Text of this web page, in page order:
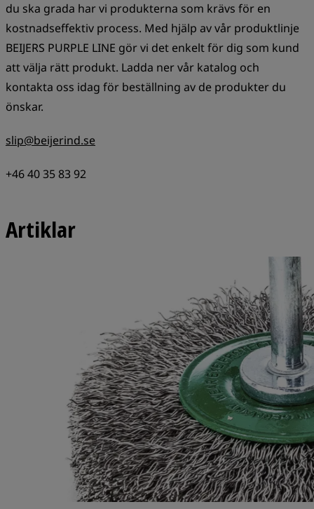
du ska grada har vi produkterna som krävs för en
kostnadseffektiv process. Med hjälp av vår produktlinje
BEIJERS PURPLE LINE gör vi det enkelt för dig som kund
att välja rätt produkt. Ladda ner vår katalog och
kontakta oss idag för beställning av de produkter du
önskar.
slip@beijerind.se
+46 40 35 83 92
Artiklar